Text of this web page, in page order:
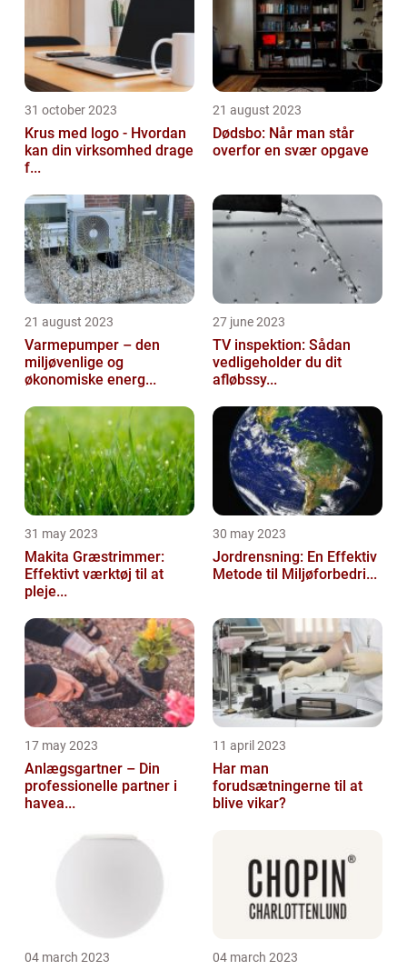
31 october 2023
Krus med logo - Hvordan
kan din virksomhed drage
f...
21 august 2023
Dødsbo: Når man står
overfor en svær opgave
21 august 2023
Varmepumper – den
miljøvenlige og
økonomiske energ...
27 june 2023
TV inspektion: Sådan
vedligeholder du dit
afløbssy...
31 may 2023
Makita Græstrimmer:
Effektivt værktøj til at
pleje...
30 may 2023
Jordrensning: En Effektiv
Metode til Miljøforbedri...
17 may 2023
Anlægsgartner – Din
professionelle partner i
havea...
11 april 2023
Har man
forudsætningerne til at
blive vikar?
04 march 2023 04 march 2023